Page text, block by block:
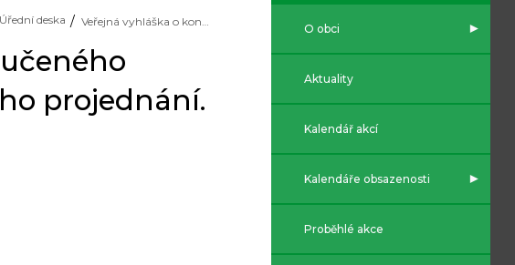
Úřední deska Veřejná vyhláška o konání sloučeného společného jednání a veřejného projednání.
projednání.
O obci
Aktuality
Kalendář akcí
Kalendáře obsazenosti
Proběhlé akce